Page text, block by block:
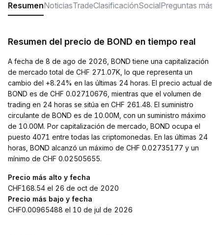
ResumenNoticiasTradeClasificaciónSocialPreguntas más
Resumen del precio de BOND en tiempo real
A fecha de 8 de ago de 2026, BOND tiene una capitalización
de mercado total de CHF 271.07K, lo que representa un
cambio del +8.24% en las últimas 24 horas. El precio actual de
BOND es de CHF 0.02710676, mientras que el volumen de
trading en 24 horas se sitúa en CHF 261.48. El suministro
circulante de BOND es de 10.00M, con un suministro máximo
de 10.00M. Por capitalización de mercado, BOND ocupa el
puesto 4071 entre todas las criptomonedas. En las últimas 24
horas, BOND alcanzó un máximo de CHF 0.02735177 y un
mínimo de CHF 0.02505655.
Precio más alto y fecha
CHF168.54 el 26 de oct de 2020
Precio más bajo y fecha
CHF0.00965488 el 10 de jul de 2026